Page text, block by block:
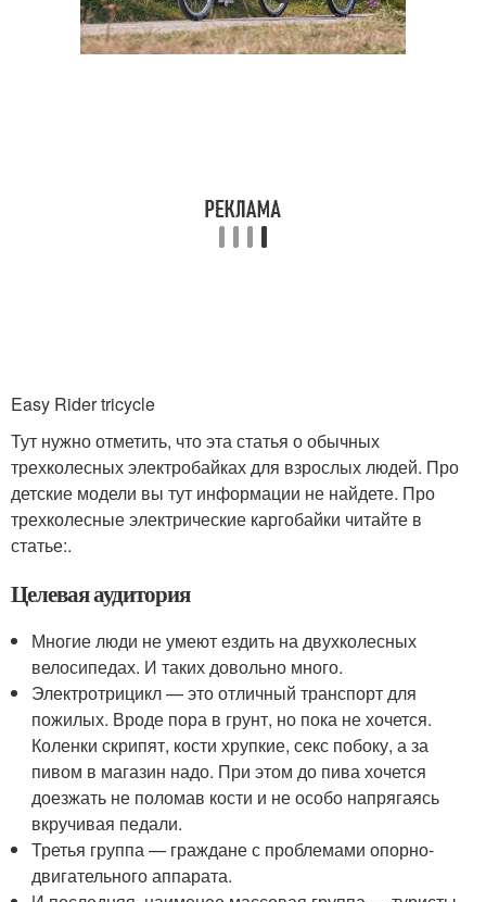
Easy Rider tricycle
Тут нужно отметить, что эта статья о обычных
трехколесных электробайках для взрослых людей. Про
детские модели вы тут информации не найдете. Про
трехколесные электрические каргобайки читайте в
статье:.
Целевая аудитория
Многие люди не умеют ездить на двухколесных
велосипедах. И таких довольно много.
Электротрицикл — это отличный транспорт для
пожилых. Вроде пора в грунт, но пока не хочется.
Коленки скрипят, кости хрупкие, секс побоку, а за
пивом в магазин надо. При этом до пива хочется
доезжать не поломав кости и не особо напрягаясь
вкручивая педали.
Третья группа — граждане с проблемами опорно-
двигательного аппарата.